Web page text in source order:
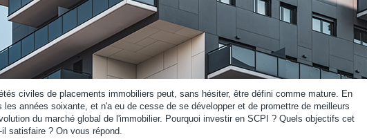
civiles de placements immobiliers peut, sans hésiter, être défini comme mature. En
années soixante, et n'a eu de cesse de se développer et de promettre de meilleurs
du marché global de l'immobilier. Pourquoi investir en SCPI ? Quels objectifs cet
satisfaire ? On vous répond.